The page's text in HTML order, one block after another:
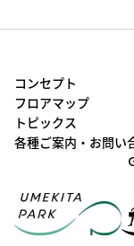
コンセプト
フロアマップ
トピックス
各種ご案内・お問い